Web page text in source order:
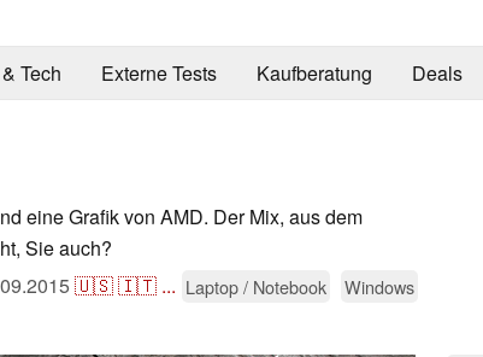
Tech Externe Tests Kaufberatung Deals
eine Grafik von AMD. Der Mix, aus dem
Sie auch?
🇺🇸🇮🇹 ... Laptop / Notebook
Windows